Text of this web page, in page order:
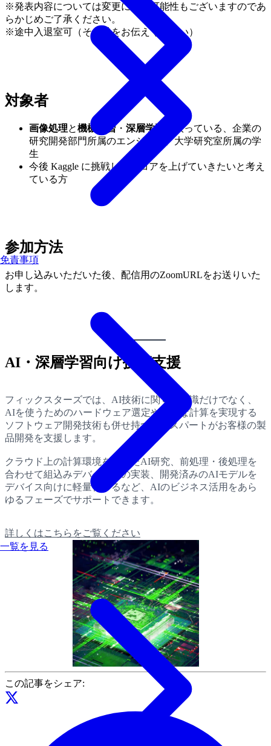
免責事項
一覧を見る
※発表内容については変更になる可能性もございますのであ
らかじめご了承ください。
※途中入退室可（その旨をお伝えください）
対象者
画像処理と機械学習・ 深層学習
を扱っている、企業の
研究開発部門所属のエンジニア、大学研究室所属の学
生
今後 Kaggle に挑戦し、スコアを上げていきたいと考え
ている方
参加方法
お申し込みいただいた後、配信用のZoomURLをお送りいた
します。
AI・深層学習向け技術支援
フィックスターズでは、AI技術に関する知識だけでなく、
AIを使うためのハードウェア選定や高速な計算を実現する
ソフトウェア開発技術も併せ持つエキスパートがお客様の製
品開発を支援します。
クラウド上の計算環境を使ったAI研究、前処理・後処理を
合わせて組込みデバイスへの実装、開発済みのAIモデルを
デバイス向けに軽量化するなど、AIのビジネス活用をあら
ゆるフェーズでサポートできます。
詳しくはこちらをご覧ください
この記事をシェア: